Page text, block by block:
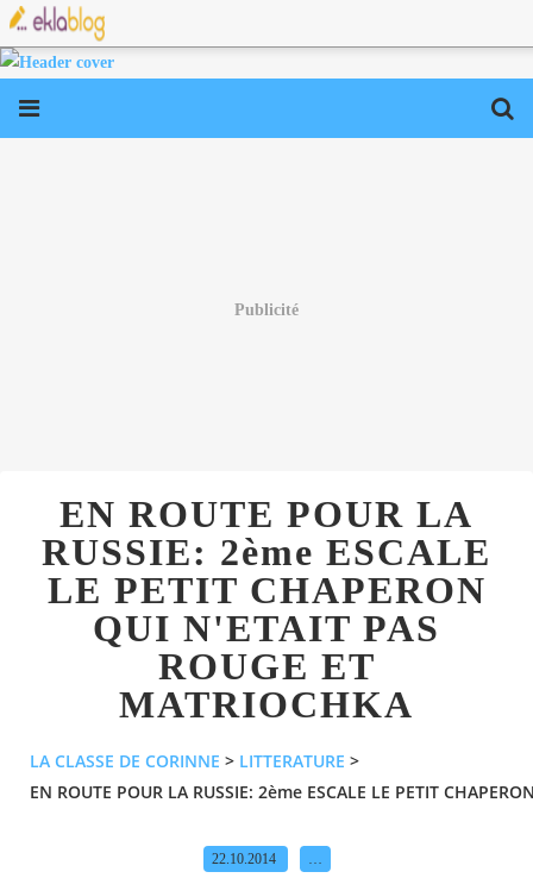
Publicité
EN ROUTE POUR LA
RUSSIE: 2ème ESCALE
LE PETIT CHAPERON
QUI N'ETAIT PAS
ROUGE ET
MATRIOCHKA
LA CLASSE DE CORINNE > LITTERATURE >
EN ROUTE POUR LA RUSSIE: 2ème ESCALE LE PETIT
22.10.2014